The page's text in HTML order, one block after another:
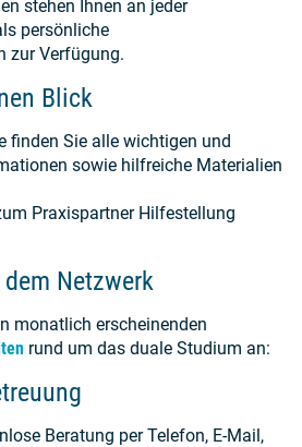
stehen Ihnen an jeder
persönliche
zur Verfügung.
Blick
finden Sie alle wichtigen und
sowie hilfreiche Materialien
Praxispartner Hilfestellung
Netzwerk
monatlich erscheinenden
rund um das duale Studium an:
Beratung per Telefon, E-Mail,